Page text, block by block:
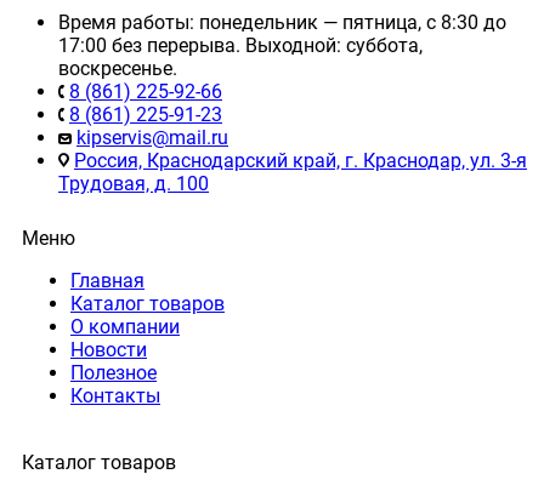
Время работы: понедельник — пятница, с 8:30 до
17:00 без перерыва. Выходной: суббота,
воскресенье.
8 (861) 225-92-66
8 (861) 225-91-23
kipservis@mail.ru
Россия, Краснодарский край, г. Краснодар, ул. 3-я
Трудовая, д. 100
Меню
Главная
Каталог товаров
О компании
Новости
Полезное
Контакты
Каталог товаров